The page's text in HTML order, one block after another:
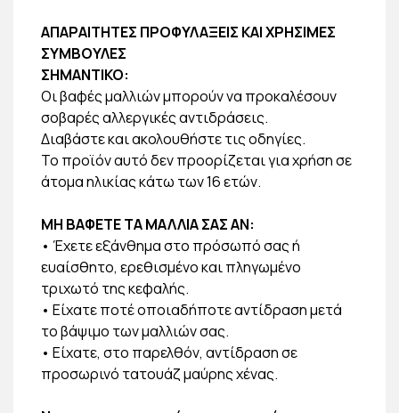
ΑΠΑΡΑΙΤΗΤΕΣ ΠΡΟΦΥΛΑΞΕΙΣ ΚΑΙ ΧΡΗΣΙΜΕΣ
ΣΥΜΒΟΥΛΕΣ
ΣΗΜΑΝΤΙΚΟ:
Οι βαφές μαλλιών μπορούν να προκαλέσουν
σοβαρές αλλεργικές αντιδράσεις.
Διαβάστε και ακολουθήστε τις οδηγίες.
Το προϊόν αυτό δεν προορίζεται για χρήση σε
άτομα ηλικίας κάτω των 16 ετών.
ΜΗ ΒΑΦΕΤΕ ΤΑ ΜΑΛΛΙΑ ΣΑΣ ΑΝ:
• Έχετε εξάνθημα στο πρόσωπό σας ή
ευαίσθητο, ερεθισμένο και πληγωμένο
τριχωτό της κεφαλής.
• Είχατε ποτέ οποιαδήποτε αντίδραση μετά
το βάψιμο των μαλλιών σας.
• Είχατε, στο παρελθόν, αντίδραση σε
προσωρινό τατουάζ μαύρης χένας.